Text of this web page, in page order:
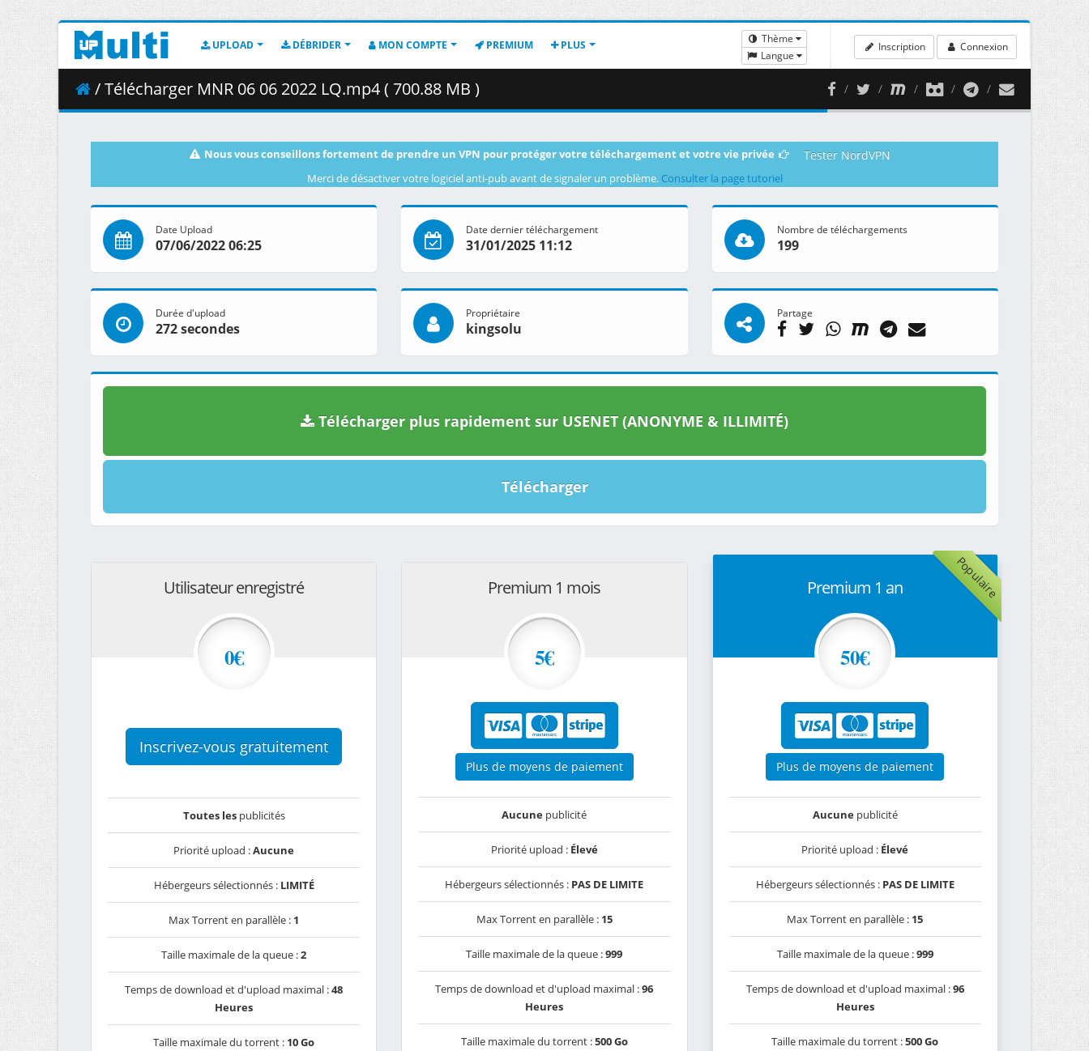
UPLOAD DÉBRIDER MON COMPTE PREMIUM PLUS
Thème
Langue
Inscription Connexion
/ Télécharger MNR 06 06 2022 LQ.mp4 ( 700.88 MB )
Nous vous conseillons fortement de prendre un VPN pour protéger votre téléchargement et votre vie privée Tester NordVPN
Merci de désactiver votre logiciel anti-pub avant de signaler un problème. Consulter la page tutoriel
Date Upload
07/06/2022 06:25
Date dernier téléchargement
31/01/2025 11:12
Nombre de téléchargements
199
Durée d'upload
272 secondes
Propriétaire
kingsolu
Partage
Télécharger plus rapidement sur USENET (ANONYME & ILLIMITÉ)
Télécharger
Utilisateur enregistré
0€
Inscrivez-vous gratuitement
Toutes lespublicités
Priorité upload :Aucune
Hébergeurs sélectionnés : LIMITÉ
Max Torrent en parallèle : 1
Taille maximale de la queue :2
Temps de download et d'upload maximal :48
Heures
Taille maximale du torrent : 10 Go
Premium 1 mois
5€
Plus de moyens de paiement
Aucune publicité
Priorité upload : Élevé
Hébergeurs sélectionnés : PAS DE LIMITE
Max Torrent en parallèle : 15
Taille maximale de la queue :999
Temps de download et d'upload maximal :96
Heures
Taille maximale du torrent :500 Go
Populaire
Premium 1 an
50€
Plus de moyens de paiement
Aucunepublicité
Priorité upload : Élevé
Hébergeurs sélectionnés : PAS DE LIMITE
Max Torrent en parallèle : 15
Taille maximale de la queue :999
Temps de download et d'upload maximal :96
Heures
Taille maximale du torrent :500 Go